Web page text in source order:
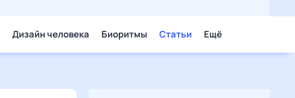
Дизайн человека Биоритмы Статьи Ещё